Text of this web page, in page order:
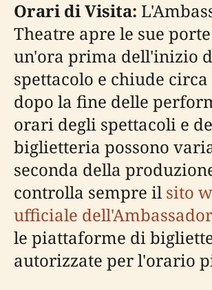
Orari di Visita:
Theatre apre le sue
un'ora prima dell'inizio
spettacolo e chiude
dopo la fine delle
orari degli spettacoli e
biglietteria possono
seconda della
controlla sempre ilsito
ufficiale
le piattaforme di
autorizzate per l'orario